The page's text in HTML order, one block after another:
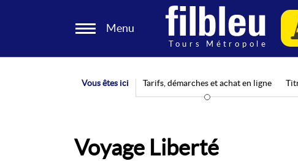
Menu
Vous êtes ici Tarifs, démarches et achat en ligne
Voyage Liberté